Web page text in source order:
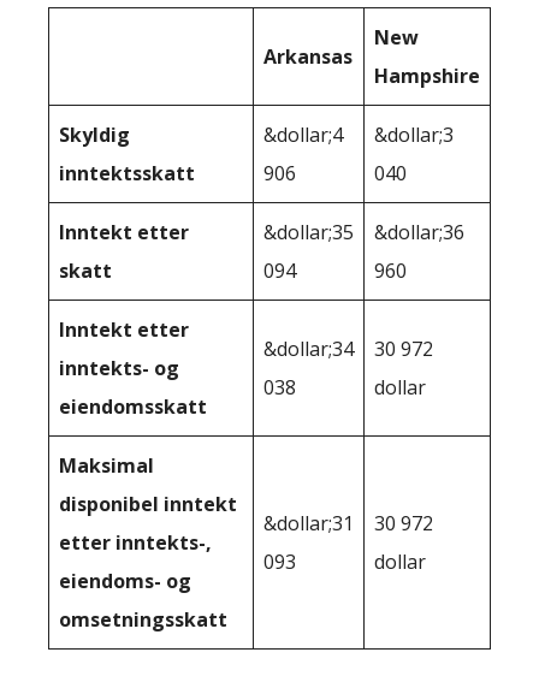
Arkansas
New
Hampshire
Skyldig
inntektsskatt
&dollar;4
906
&dollar;3
040
Inntekt etter
skatt
&dollar;35
094
&dollar;36
960
Inntekt etter
inntekts- og
eiendomsskatt
&dollar;34
038
30 972
dollar
Maksimal
disponibel inntekt
etter inntekts-,
eiendoms- og
omsetningsskatt
&dollar;31
093
30 972
dollar